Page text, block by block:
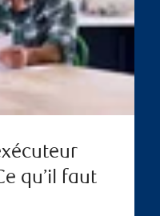
qu’il faut